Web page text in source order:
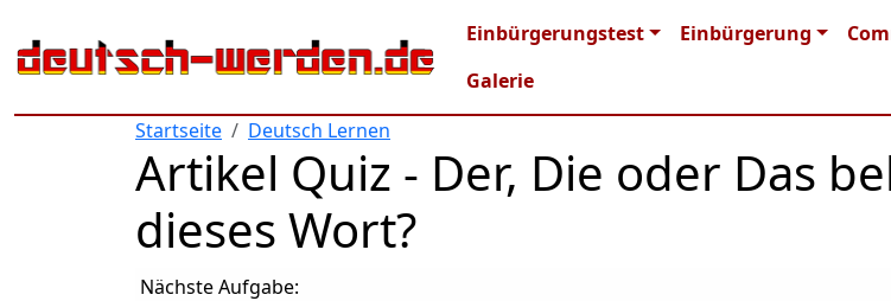
Main navigation
Einbürgerungstest Einbürgerung
Galerie
Startseite
Deutsch Lernen
Artikel Quiz - Der, Die oder Das
dieses Wort?
Nächste Aufgabe: